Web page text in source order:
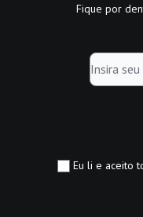
Fique por
Eu li e aceito